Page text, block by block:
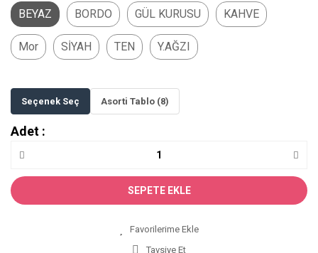
BEYAZ BORDO GÜL KURUSU KAHVE
Mor SİYAH TEN Y.AĞZI
Seçenek Seç Asorti Tablo (8)
Adet :
SEPETE EKLE
Tavsiye Et